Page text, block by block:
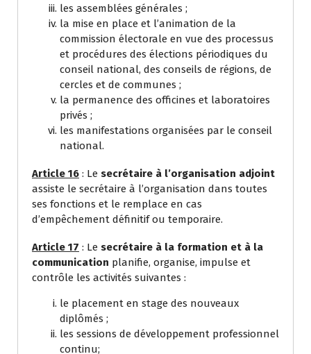
les assemblées générales ;
la mise en place et l’animation de la
commission électorale en vue des processus
et procédures des élections périodiques du
conseil national, des conseils de régions, de
cercles et de communes ;
la permanence des officines et laboratoires
privés ;
les manifestations organisées par le conseil
national.
Article 16 : Le secrétaire à l’organisation adjoint
assiste le secrétaire à l’organisation dans toutes
ses fonctions et le remplace en cas
d’empêchement définitif ou temporaire.
Article 17 : Le secrétaire à la formation et à la
communication planifie, organise, impulse et
contrôle les activités suivantes :
le placement en stage des nouveaux
diplômés ;
les sessions de développement professionnel
continu;